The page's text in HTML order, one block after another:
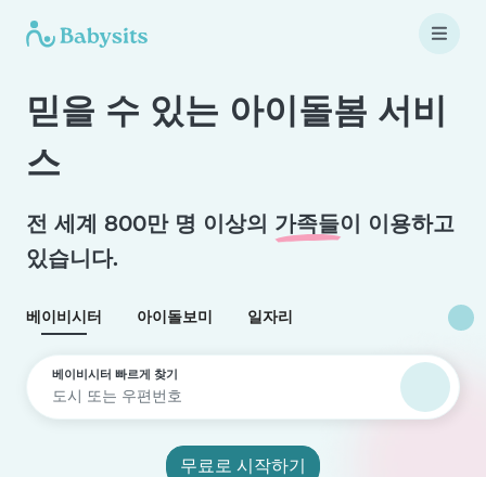
믿을 수 있는 아이돌봄 서비
스
전 세계 800만 명 이상의 가족들이 이용하고
있습니다.
베이비시터 아이돌보미 일자리
베이비시터 빠르게 찾기
무료로 시작하기